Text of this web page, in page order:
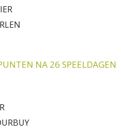
NA 26 SPEELDAGEN